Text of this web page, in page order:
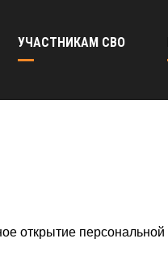
УЧАСТНИКАМ СВО
открытие